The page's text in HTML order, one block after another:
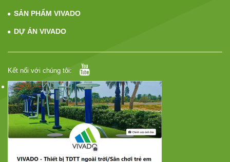
SẢN PHẨM VIVADO
DỰ ÁN VIVADO
Kết nối với chúng tôi: